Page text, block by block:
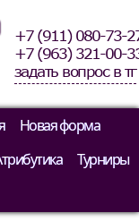
+7 (911) 080-73-
+7 (963) 321-00-
задать вопрос в тг
Новая форма
Турниры